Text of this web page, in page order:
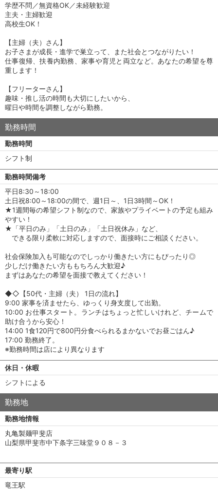
学歴不問／無資格OK／未経験歓迎
主夫・主婦歓迎
高校生OK！
【主婦（夫）さん】
お子さまが成長・進学で巣立って、また社会とつながりたい！
仕事復帰、扶養内勤務、家事や育児と両立など。あなたの希望を尊
重します！
【フリーターさん】
趣味・推し活の時間も大切にしたいから、
曜日や時間を調整しながら勤務。
勤務時間
勤務時間
シフト制
勤務時間備考
平日8:30～18:00
土日祝8:00～18:00の間で、週1日～、1日3時間～OK！
★1週間毎の希望シフト制なので、家族やプライベートの予定も組み
やすい！
★「平日のみ」「土日のみ」「土日祝休み」など、
できる限り柔軟に対応しますので、面接時にご相談ください。
社会保険加入も可能なのでしっかり働きたい方にもぴったり◎
少しだけ働きたい方ももちろん大歓迎♪
まずはあなたの希望を面接で教えてください！
◆◇【50代・主婦（夫） 1日の流れ】
9:00 家事を済ませたら、ゆっくり身支度して出勤。
10:00 お仕事スタート。ランチはちょっと忙しいけれど、チームで
助け合うから安心！
14:00 1食120円で800円分食べられるまかないでお昼ごはん♪
17:00 勤務終了。
※勤務時間は店により異なります
休日・休暇
シフトによる
勤務地
勤務地情報
丸亀製麺甲斐店
山梨県甲斐市中下条字三味堂９０８－３
最寄り駅
竜王駅